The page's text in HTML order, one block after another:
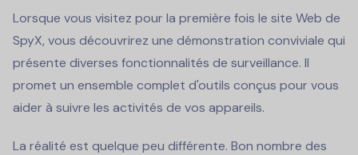
Lorsque vous visitez pour la première fois le site Web de
SpyX, vous découvrirez une démonstration conviviale qui
présente diverses fonctionnalités de surveillance. Il
promet un ensemble complet d'outils conçus pour vous
aider à suivre les activités de vos appareils.
La réalité est quelque peu différente. Bon nombre des